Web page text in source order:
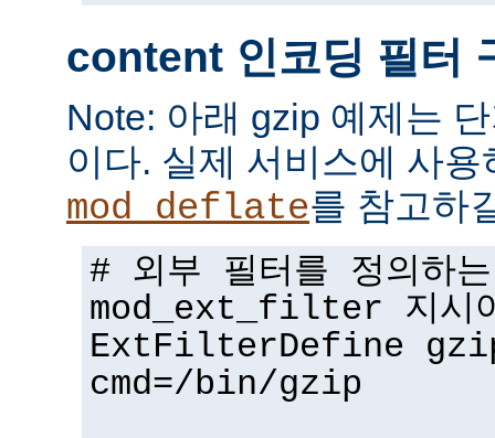
content 인코딩 필터
Note: 아래 gzip 예제는
이다. 실제 서비스에 사용
mod_deflate를 참고하
# 외부 필터를 정의하는
mod_ext_filter 지시
ExtFilterDefine
cmd=/bin/gzip